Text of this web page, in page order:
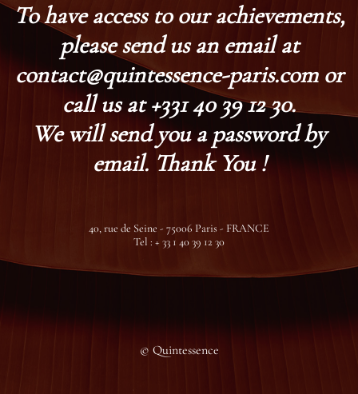
To have access to our achievements,
please send us an email at
contact@quintessence-paris.com or
call us at +331 40 39 12 30.
We will send you a password by
email. Thank You !
40, rue de Seine - 75006 Paris - FRANCE
Tel : + 33 1 40 39 12 30
© Quintessence